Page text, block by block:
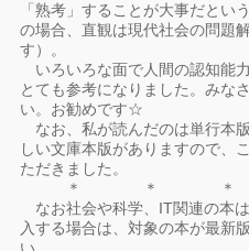
「熟考」することが大事だとい
の場合、直観は現代社会の問題
す）。
いろいろな面で人間の認知能
とても参考になりました。みな
い。お勧めです☆
なお、私が読んだのは単行本
しい文庫本版がありますので、
ただきました。
＊ ＊ ＊
なお社会や科学、IT関連の本
入する場合は、対象の本が最新